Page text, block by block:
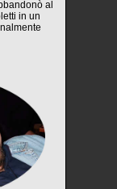
al
in un